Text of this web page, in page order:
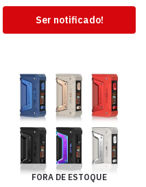
Ser notificado!
FORA DE ESTOQUE